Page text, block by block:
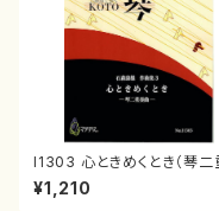
I1303 心ときめくとき（琴二
曲/石森康雄/楽譜）
¥1,210